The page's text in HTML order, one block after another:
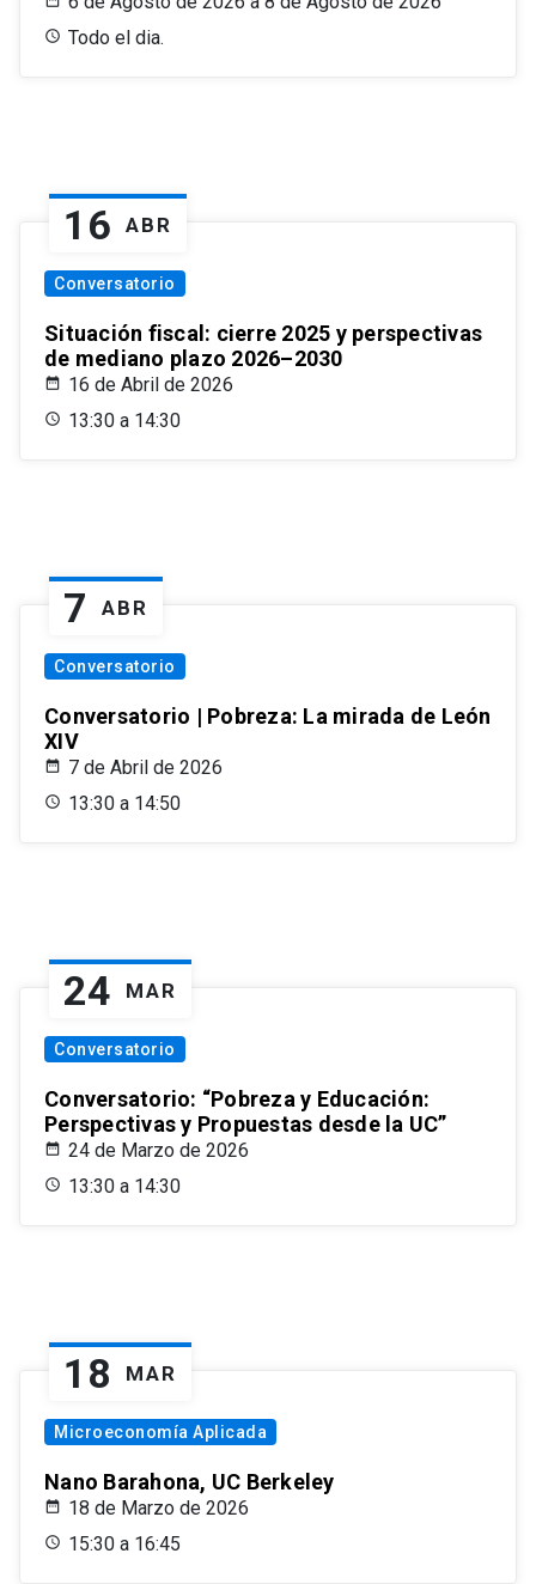
Todo el dia.
16 ABR
Conversatorio
Situación fiscal: cierre 2025 y perspectivas
de mediano plazo 2026–2030
16 de Abril de 2026
13:30 a 14:30
7 ABR
Conversatorio
Conversatorio | Pobreza: La mirada de León
XIV
7 de Abril de 2026
13:30 a 14:50
24 MAR
Conversatorio
Conversatorio: “Pobreza y Educación:
Perspectivas y Propuestas desde la UC”
24 de Marzo de 2026
13:30 a 14:30
18 MAR
Microeconomía Aplicada
Nano Barahona, UC Berkeley
18 de Marzo de 2026
15:30 a 16:45